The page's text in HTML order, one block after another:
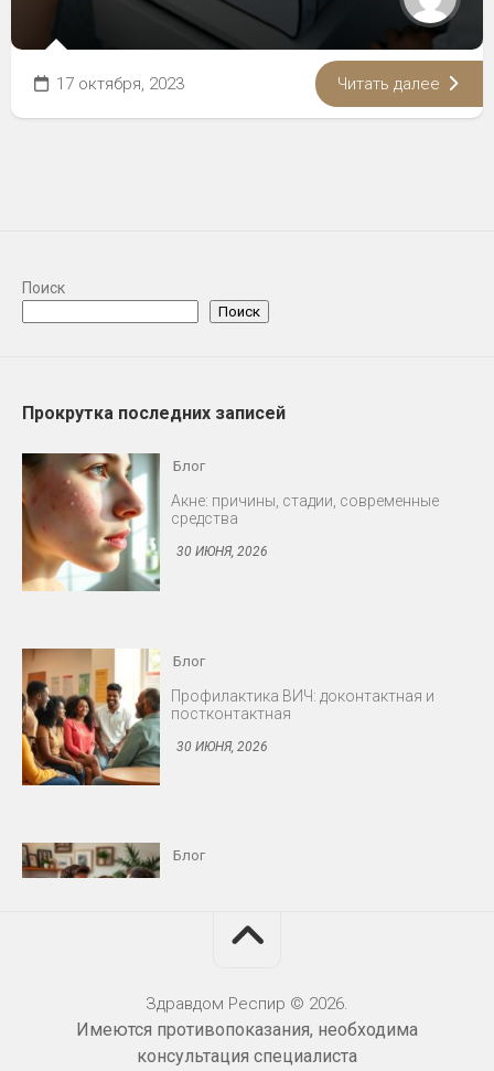
17 октября, 2023 Читать далее
Поиск
Поиск
Прокрутка последних записей
Блог
Акне: причины, стадии, современные
средства
30 ИЮНЯ, 2026
Блог
Профилактика ВИЧ: доконтактная и
постконтактная
30 ИЮНЯ, 2026
Блог
30 ИЮНЯ, 2026
Блог
Здравдом Респир © 2026.
Имеются противопоказания, необходима
консультация специалиста